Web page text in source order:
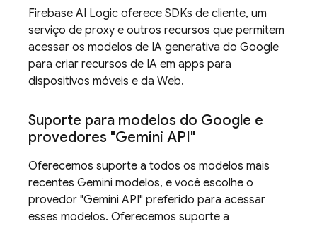
Firebase AI Logic oferece SDKs de cliente, um
serviço de proxy e outros recursos que permitem
acessar os modelos de IA generativa do Google
para criar recursos de IA em apps para
dispositivos móveis e da Web.
Suporte para modelos do Google e
provedores "Gemini API"
Oferecemos suporte a todos os modelos mais
recentes Gemini modelos, e você escolhe o
provedor "Gemini API" preferido para acessar
esses modelos. Oferecemos suporte a